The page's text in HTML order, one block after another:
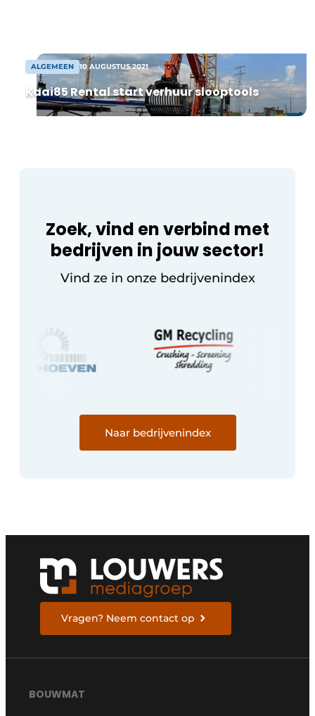
Vacatures
Video’s
ALGEMEEN 10 AUGUSTUS 2021
Kaai85 Rental start verhuur slooptools
Zoek, vind en verbind met
bedrijven in jouw sector!
Vind ze in onze bedrijvenindex
Naar bedrijvenindex
Vragen? Neem contact op
BOUWMAT